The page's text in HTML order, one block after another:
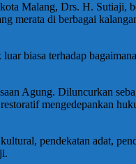
Malang, Drs. H. Sutiaji,
merata di berbagai
biasa terhadap
Agung. Diluncurkan
mengedepankan
pendekatan adat,